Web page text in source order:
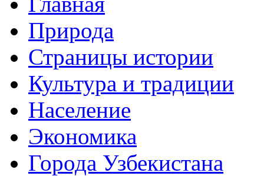
Природа
Страницы истории
Культура и традиции
Население
Экономика
Города Узбекистана